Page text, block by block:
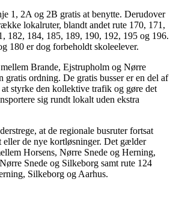
1, 2A og 2B gratis at benytte. Derudover
lokalruter, blandt andet rute 170, 171,
182, 184, 185, 189, 190, 192, 195 og 196.
180 er dog forbeholdt skoleelever.
Brande, Ejstrupholm og Nørre
gratis ordning. De gratis busser er en del af
styrke den kollektive trafik og gøre det
sig rundt lokalt uden ekstra
at de regionale busruter fortsat
de nye kortløsninger. Det gælder
Horsens, Nørre Snede og Herning,
Snede og Silkeborg samt rute 124
Silkeborg og Aarhus.